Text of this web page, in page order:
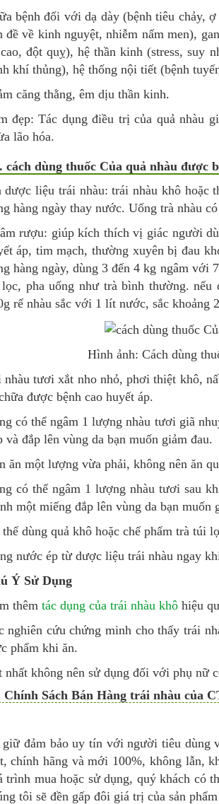
bệnh đối với dạ dày (bệnh tiêu chảy,
đề về kinh nguyệt, nhiễm nấm men),
đột quỵ), hệ thần kinh (stress, suy
khí thủng), hệ thống nội tiết (bệnh
căng thằng, êm dịu thần kinh.
đẹp: Tác dụng điều trị của quả nhàu
lão hóa.
dùng thuốc Của quả nhàu được
dược liệu trái nhàu: trái nhàu khô hoặc
hàng ngày thay nước. Uống trà nhàu
rượu: giúp kích thích vị giác người
áp, tim mạch, thường xuyên bị đau
hàng ngày, dùng 3 đến 4 kg ngâm với
pha uống như trà bình thường. nếu
rể nhàu sắc với 1 lít nước, sắc khoảng
Hình ảnh: Cách dùng
nhàu tươi xắt nho nhỏ, phơi thiệt khô,
được bệnh cao huyết áp.
có thể ngâm 1 lượng nhàu tươi giã
và đắp lên vùng da bạn muốn giảm đau.
ăn một lượng vừa phải, không nên ăn
có thể ngâm 1 lượng nhàu tươi sau
một miếng đắp lên vùng da bạn muốn
thể dùng quả khô hoặc chế phẩm trà túi
nước ép từ dược liệu trái nhàu ngay
Ý Sử Dụng
thêm tác dụng của trái nhàu khôhiệu
nghiên cứu chứng minh cho thấy trái
phẩm khi ăn.
nhất không nên sử dụng đối với phụ nữ
Chính Sách Bán Hàng trái nhàu của
đảm bảo uy tín với người tiêu dùng
chính hãng và mới 100%, không lẫn,
trình mua hoặc sử dụng, quý khách có
tôi sẽ đền gấp đôi giá trị của sản